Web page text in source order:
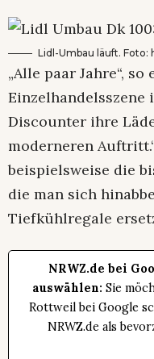
Lidl-Umbau läuft. Foto:
„Alle paar Jahre“,
Einzelhandelsszene
Discounter ihre
moderneren
beispielsweise die
die man sich
Tiefkühlregale
NRWZ.de bei
auswählen: Sie
Rottweil bei Google
NRWZ.de als